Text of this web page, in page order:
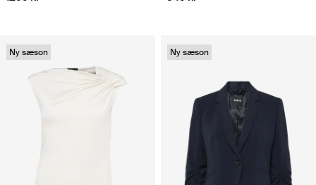
Ny sæson Ny sæson